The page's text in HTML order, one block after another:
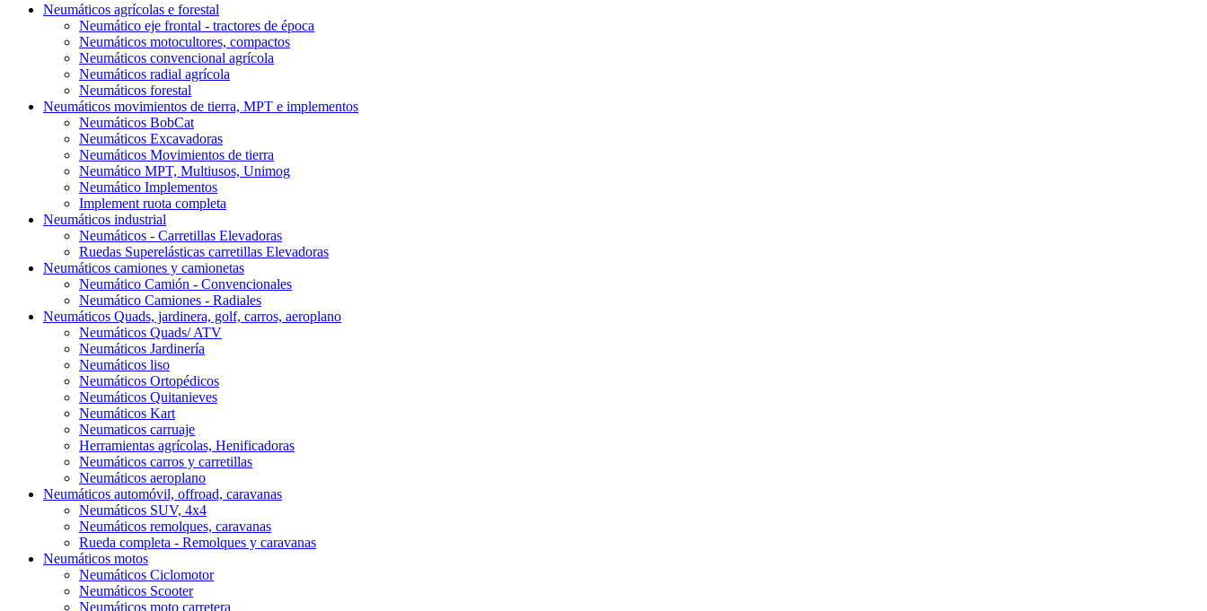
Neumáticos agrícolas e forestal
Neumático eje frontal - tractores de época
Neumáticos motocultores, compactos
Neumáticos convencional agrícola
Neumáticos radial agrícola
Neumáticos forestal
Neumáticos movimientos de tierra, MPT e implementos
Neumáticos BobCat
Neumáticos Excavadoras
Neumáticos Movimientos de tierra
Neumático MPT, Multiusos, Unimog
Neumático Implementos
Implement ruota completa
Neumáticos industrial
Neumáticos - Carretillas Elevadoras
Ruedas Superelásticas carretillas Elevadoras
Neumáticos camiones y camionetas
Neumático Camión - Convencionales
Neumático Camiones - Radiales
Neumáticos Quads, jardinera, golf, carros, aeroplano
Neumáticos Quads/ ATV
Neumáticos Jardinería
Neumáticos liso
Neumáticos Ortopédicos
Neumáticos Quitanieves
Neumáticos Kart
Neumaticos carruaje
Herramientas agrícolas, Henificadoras
Neumáticos carros y carretillas
Neumáticos aeroplano
Neumáticos automóvil, offroad, caravanas
Neumáticos SUV, 4x4
Neumáticos remolques, caravanas
Rueda completa - Remolques y caravanas
Neumáticos motos
Neumáticos Ciclomotor
Neumáticos Scooter
Neumáticos moto carretera